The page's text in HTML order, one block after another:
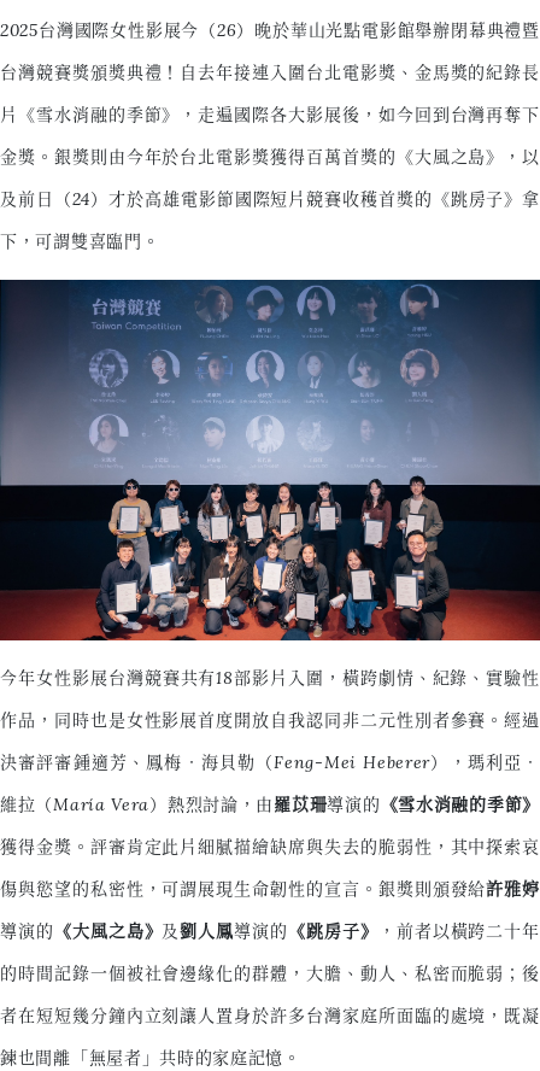
2025台灣國際女性影展今（26）晚於華山光點電影館舉辦閉幕典禮暨
台灣競賽獎頒獎典禮！自去年接連入圍台北電影獎、金馬獎的紀錄長
片《雪水消融的季節》，走遍國際各大影展後，如今回到台灣再奪下
金獎。銀獎則由今年於台北電影獎獲得百萬首獎的《大風之島》，以
及前日（24）才於高雄電影節國際短片競賽收穫首獎的《跳房子》拿
下，可謂雙喜臨門。
今年女性影展台灣競賽共有18部影片入圍，橫跨劇情、紀錄、實驗性
作品，同時也是女性影展首度開放自我認同非二元性別者參賽。經過
決審評審鍾適芳、鳳梅．海貝勒（Feng-Mei Heberer），瑪利亞．
維拉（María Vera）熱烈討論，由羅苡珊導演的 《雪水消融的季節》
獲得金獎。評審肯定此片細膩描繪缺席與失去的脆弱性，其中探索哀
傷與慾望的私密性，可謂展現生命韌性的宣言。銀獎則頒發給許雅婷
導演的 《大風之島》 及劉人鳳導演的 《跳房子》 ，前者以橫跨二十年
的時間記錄一個被社會邊緣化的群體，大膽、動人、私密而脆弱；後
者在短短幾分鐘內立刻讓人置身於許多台灣家庭所面臨的處境，既凝
鍊也間離「無屋者」共時的家庭記憶。